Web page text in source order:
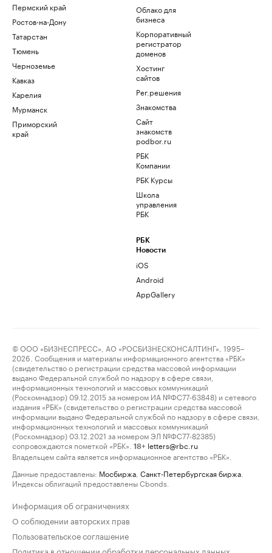
Пермский край
Ростов-на-Дону
Татарстан
Тюмень
Черноземье
Кавказ
Карелия
Мурманск
Приморский
край
Облако для
бизнеса
Корпоративный
регистратор
доменов
Хостинг
сайтов
Рег.решения
Знакомства
Сайт
знакомств
podbor.ru
РБК
Компании
РБК Курсы
Школа
управления
РБК
РБК
Новости
iOS
Android
AppGallery
© ООО «БИЗНЕСПРЕСС», АО «РОСБИЗНЕСКОНСАЛТИНГ», 1995–
2026. Сообщения и материалы информационного агентства «РБК»
(свидетельство о регистрации средства массовой информации
выдано Федеральной службой по надзору в сфере связи,
информационных технологий и массовых коммуникаций
(Роскомнадзор) 09.12.2015 за номером ИА №ФС77-63848) и сетевого
издания «РБК» (свидетельство о регистрации средства массовой
информации выдано Федеральной службой по надзору в сфере связи,
информационных технологий и массовых коммуникаций
(Роскомнадзор) 03.12.2021 за номером ЭЛ №ФС77-82385)
сопровождаются пометкой «РБК».
18+ letters@rbc.ru
Владельцем сайта является информационное агентство «РБК».
Данные предоставлены: Мосбиржа Санкт-Петербургская биржа
Индексы облигаций предоставлены Cbonds.
Информация об ограничениях
О соблюдении авторских прав
Пользовательское соглашение
Политика в отношении обработки персональных данных